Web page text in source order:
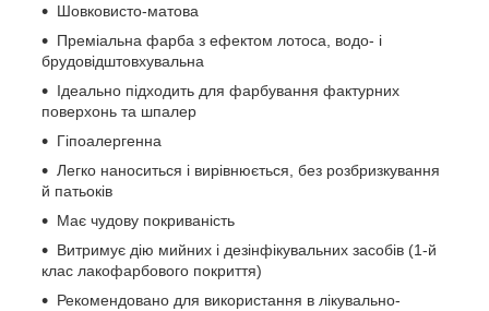
Шовковисто-матова
Преміальна фарба з ефектом лотоса, водо- і
брудовідштовхувальна
Ідеально підходить для фарбування фактурних
поверхонь та шпалер
Гіпоалергенна
Легко наноситься і вирівнюється, без розбризкування
й патьоків
Має чудову покриваність
Витримує дію мийних і дезінфікувальних засобів (1-й
клас лакофарбового покриття)
Рекомендовано для використання в лікувально-